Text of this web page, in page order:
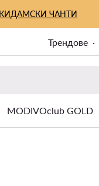
ДАМСКИ ЧАНТИ
Трендове
MODIVOclub GOLD